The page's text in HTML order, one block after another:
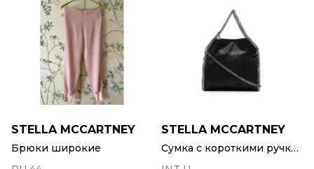
STELLA MCCARTNEY
Брюки широкие
STELLA MCCARTNEY
Сумка с короткими ручками